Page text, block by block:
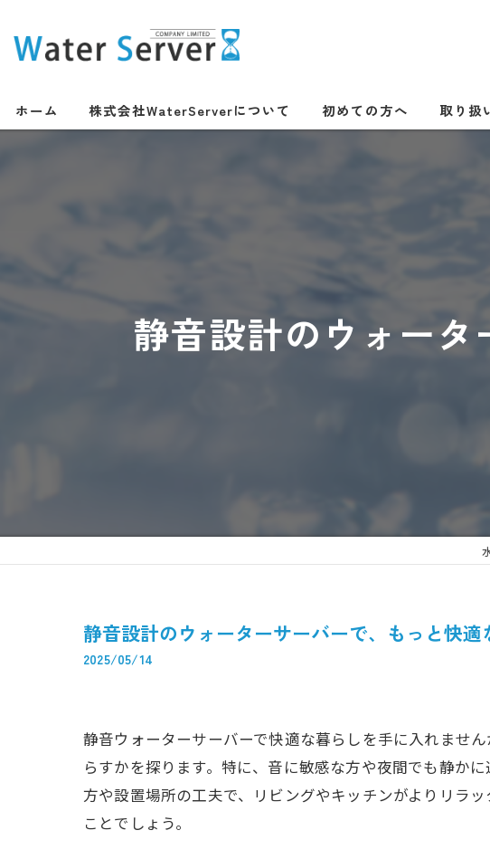
ホーム 株式会社WaterServerについて 初めての方へ 取り扱
静音設計のウォー
静音設計のウォーターサーバーで、もっと快適
2025/05/14
静音ウォーターサーバーで快適な暮らしを手に入れませ
らすかを探ります。特に、音に敏感な方や夜間でも静か
方や設置場所の工夫で、リビングやキッチンがよりリラ
ことでしょう。